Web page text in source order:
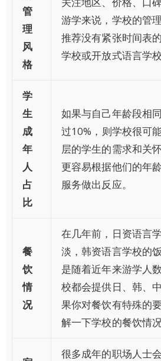
管
理
风
格
游学来说，学校的管
推荐没有紧张时间表
学校或开放式语言学校
学
生
成
年
人
占
比
如果与自己年龄段相
过10%，则学校很可
层的学生的需求和关
更容易根据他们的年
服务做出反应。
餐
饮
情
况
在几年前，日资语言
淡，韩资语言学校的
是随着近年来游学人
校都会提供日、韩、
果你对餐饮有特殊的
解一下学校的餐饮情况
很多成年的职场人士